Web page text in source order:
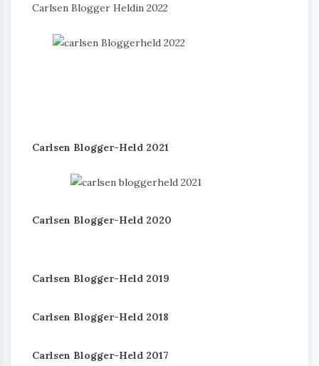
Carlsen Blogger Heldin 2022
Carlsen Blogger-Held 2021
Carlsen Blogger-Held 2020
Carlsen Blogger-Held 2019
Carlsen Blogger-Held 2018
Carlsen Blogger-Held 2017